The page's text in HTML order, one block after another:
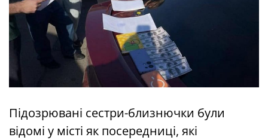
Підозрювані сестри-близнючки були
відомі у місті як посередниці, які